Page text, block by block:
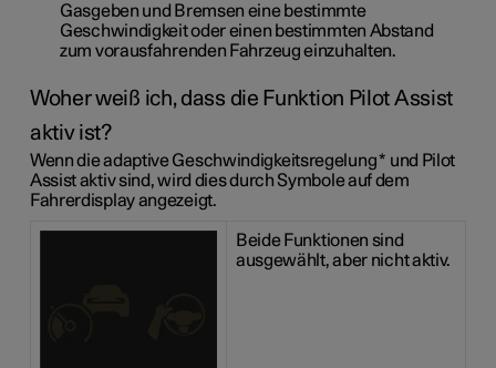
Gasgeben und Bremsen eine bestimmte
Geschwindigkeit oder einen bestimmten Abstand
zum vorausfahrenden Fahrzeug einzuhalten.
Woher weiß ich, dass die Funktion Pilot Assist
aktiv ist?
Wenn die adaptive Geschwindigkeitsregelung* und Pilot
Assist aktiv sind, wird dies durch Symbole auf dem
Fahrerdisplay angezeigt.
Beide Funktionen sind
ausgewählt, aber nicht aktiv.